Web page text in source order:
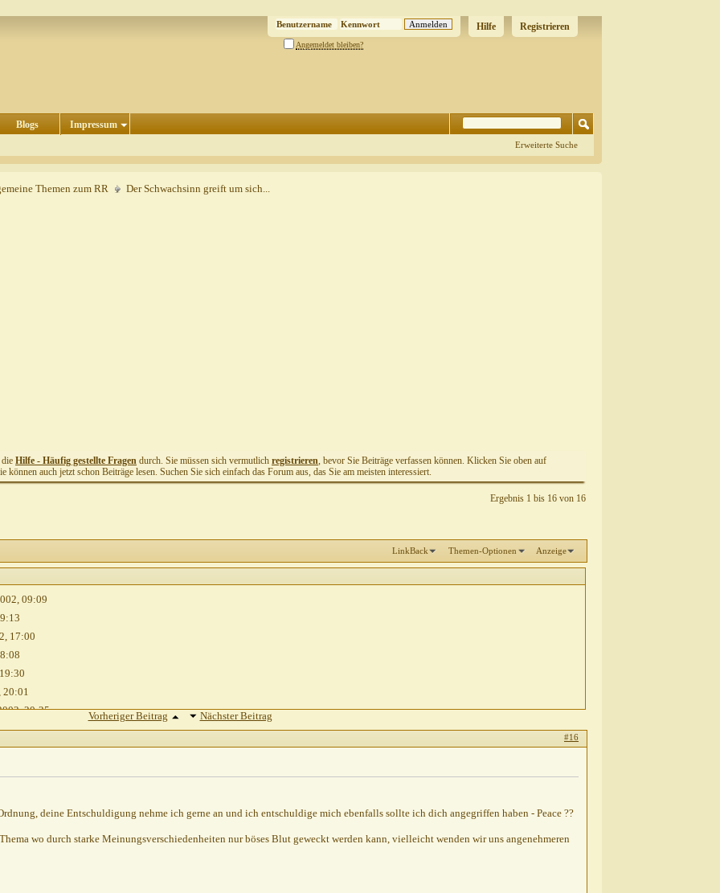
Registrieren
Hilfe
Angemeldet bleiben?
Blogs Impressum
Erweiterte Suche
Themen zum RR Der Schwachsinn greift um sich...
Hilfe - Häufig gestellte Fragen durch. Sie müssen sich vermutlich registrieren, bevor Sie Beiträge verfassen können. Klicken Sie oben auf
können auch jetzt schon Beiträge lesen. Suchen Sie sich einfach das Forum aus, das Sie am meisten interessiert.
Ergebnis 1 bis 16 von 16
LinkBack Themen-Optionen Anzeige
09:09
17:00
19:30
20:01
20:25
20:41
11:30
14:49
Vorheriger Beitrag Nächster Beitrag
#16
deine Entschuldigung nehme ich gerne an und ich entschuldige mich ebenfalls sollte ich dich angegriffen haben - Peace ??
wo durch starke Meinungsverschiedenheiten nur böses Blut geweckt werden kann, vielleicht wenden wir uns angenehmeren